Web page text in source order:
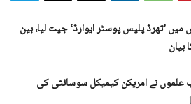
’تھرڈ پلیس پوسٹر ایوارڈ‘ جیت لیا، بین
بیان
علموں نے امریکن کیمیکل سوسائٹی کی